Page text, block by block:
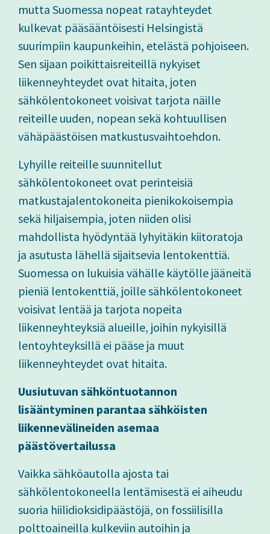
mutta Suomessa nopeat ratayhteydet
kulkevat pääsääntöisesti Helsingistä
suurimpiin kaupunkeihin, etelästä pohjoiseen.
Sen sijaan poikittaisreiteillä nykyiset
liikenneyhteydet ovat hitaita, joten
sähkölentokoneet voisivat tarjota näille
reiteille uuden, nopean sekä kohtuullisen
vähäpäästöisen matkustusvaihtoehdon.
Lyhyille reiteille suunnitellut
sähkölentokoneet ovat perinteisiä
matkustajalentokoneita pienikokoisempia
sekä hiljaisempia, joten niiden olisi
mahdollista hyödyntää lyhyitäkin kiitoratoja
ja asutusta lähellä sijaitsevia lentokenttiä.
Suomessa on lukuisia vähälle käytölle jääneitä
pieniä lentokenttiä, joille sähkölentokoneet
voisivat lentää ja tarjota nopeita
liikenneyhteyksiä alueille, joihin nykyisillä
lentoyhteyksillä ei pääse ja muut
liikenneyhteydet ovat hitaita.
Uusiutuvan sähköntuotannon
lisääntyminen parantaa sähköisten
liikennevälineiden asemaa
päästövertailussa
Vaikka sähköautolla ajosta tai
sähkölentokoneella lentämisestä ei aiheudu
suoria hiilidioksidipäästöjä, on fossiilisilla
polttoaineilla kulkeviin autoihin ja